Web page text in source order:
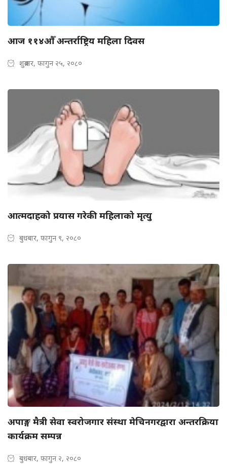
आज ११४औैँ अन्तर्राष्ट्रिय महिला दिवस
शुक्रबार, फागुन २५, २०८०
आत्मदाहको प्रयास गरेकी महिलाको मृत्यु
बुधबार, फागुन ९, २०८०
अपाङ्ग मैत्री सेवा स्वरोजगार संस्था मेचिनगरद्वारा अन्तरक्रिया
कार्यक्रम सम्पन्न
बुधबार, फागुन २, २०८०